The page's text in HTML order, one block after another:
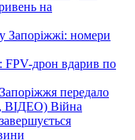
на
Запоріжжі: номери
FPV-дрон вдарив по
передало
ВІДЕО) Війна